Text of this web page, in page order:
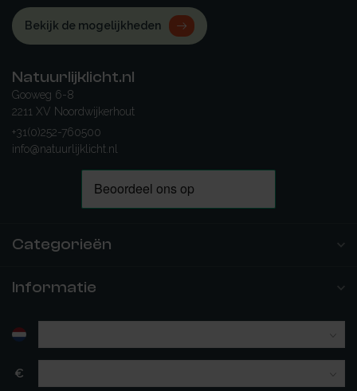
Bekijk de mogelijkheden
Natuurlijklicht.nl
Gooweg 6-8
2211 XV Noordwijkerhout
+31(0)252-760500
info@natuurlijklicht.nl
Categorieën
Informatie
€